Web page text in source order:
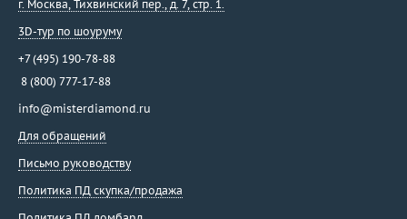
г. Москва Тихвинский пер., д. 7, стр. 1.
3D-тур по шоуруму
+7 (495) 190-78-88
8 (800) 777-17-88
info@misterdiamond.ru
Для обращений
Письмо руководству
Политика ПД скупка/продажа